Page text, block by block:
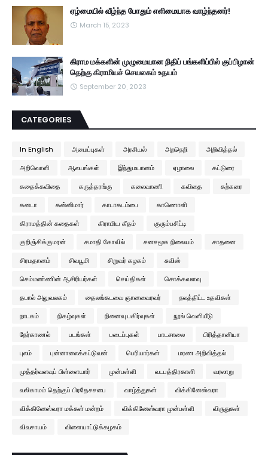
ஏழ்மையில் வீழ்ந்த போதும் எளிமையாக வாழ்ந்தனர்!
March 15, 2023
கிராம மக்களின் முழுமையான நிதிப் பங்களிப்பில் குப்பிழான்
தெற்கு கிராமியச் செயலகம் உதயம்
September 20, 2023
CATEGORIES
In English அமைப்புகள் அரசியல் அறநெறி
அறிவித்தல்
அறிவொளி
ஆலயங்கள் இந்துமயானம் ஏழாலை
கட்டுரை
கதைக்கவிதை
கருத்தரங்கு கலைவாணி கவிதை
கற்கரை
கனடா
கன்னிமார் காடாகடம்பை
காணொளி
கிராமத்தின் கதைகள்
கிராமிய கீதம்
குரும்பசிட்டி
குறிஞ்சிக்குமரன்
சமாதி கோவில் சனசமூக நிலையம்
சாதனை
சிரமதானம்
சிவபூமி சிறுவர் கழகம்
சுவிஸ்
செம்மண்ணின் ஆசிரியர்கள்
செய்திகள்
சொக்கவளவு
தபால் அலுவலகம்
தைலங்கடவை ஞானவைரவர்
நலத்திட்ட உதவிகள்
நாடகம்
நிகழ்வுகள் நினைவு பகிர்வுகள்
நூல் வெளியீடு
நேர்காணல்
படங்கள் படைப்புகள் பாடசாலை
பிரித்தானியா
புலம்
புன்னாலைக்கட்டுவன் பெரியார்கள்
மரண அறிவித்தல்
முத்தர்வளவுப் பிள்ளையார்
முன்பள்ளி வடபத்திரகாளி
வரலாறு
வலிகாமம் தெற்குப் பிரதேசசபை
வாழ்த்துகள்
விக்கினேஸ்வரா
விக்கினேஸ்வரா மக்கள் மன்றம்
விக்கினேஸ்வரா முன்பள்ளி
விருதுகள்
விவசாயம்
விளையாட்டுக்கழகம்